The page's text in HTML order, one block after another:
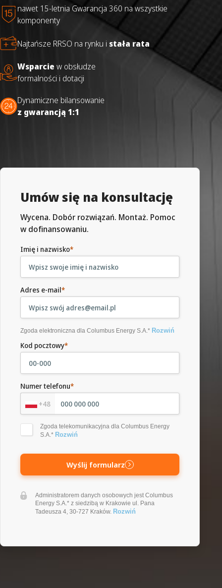
nawet 15-letnia Gwarancja 360 na wszystkie
komponenty
Najtańsze RRSO na rynku i stała rata
Wsparcie w obsłudze
formalności i dotacji
Dynamiczne bilansowanie
z gwarancją 1:1
Umów się na konsultację
Wycena. Dobór rozwiązań. Montaż. Pomoc
w dofinansowaniu.
Imię i nazwisko*
Adres e-mail*
Zgoda elektroniczna dla Columbus Energy S.A.* Rozwiń
Kod pocztowy*
Numer telefonu*
+48
Zgoda telekomunikacyjna dla Columbus Energy
S.A.* Rozwiń
Wyślij formularz
Administratorem danych osobowych jest Columbus
Energy S.A.* z siedzibą w Krakowie ul. Pana
Tadeusza 4, 30-727 Kraków. Rozwiń